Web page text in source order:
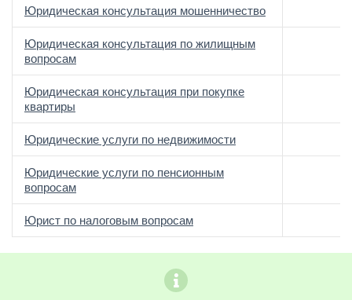
Юридическая консультация мошенничество
Юридическая консультация по жилищным
вопросам
Юридическая консультация при покупке
квартиры
Юридические услуги по недвижимости
Юридические услуги по пенсионным
вопросам
Юрист по налоговым вопросам